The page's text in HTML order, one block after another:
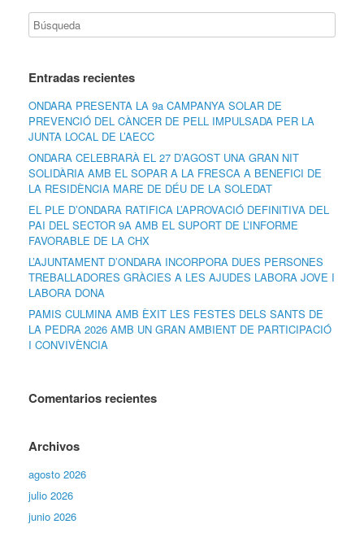
Entradas recientes
ONDARA PRESENTA LA 9a CAMPANYA SOLAR DE
PREVENCIÓ DEL CÀNCER DE PELL IMPULSADA PER LA
JUNTA LOCAL DE L’AECC
ONDARA CELEBRARÀ EL 27 D’AGOST UNA GRAN NIT
SOLIDÀRIA AMB EL SOPAR A LA FRESCA A BENEFICI DE
LA RESIDÈNCIA MARE DE DÉU DE LA SOLEDAT
EL PLE D’ONDARA RATIFICA L’APROVACIÓ DEFINITIVA DEL
PAI DEL SECTOR 9A AMB EL SUPORT DE L’INFORME
FAVORABLE DE LA CHX
L’AJUNTAMENT D’ONDARA INCORPORA DUES PERSONES
TREBALLADORES GRÀCIES A LES AJUDES LABORA JOVE I
LABORA DONA
PAMIS CULMINA AMB ÈXIT LES FESTES DELS SANTS DE
LA PEDRA 2026 AMB UN GRAN AMBIENT DE PARTICIPACIÓ
I CONVIVÈNCIA
Comentarios recientes
Archivos
agosto 2026
julio 2026
junio 2026